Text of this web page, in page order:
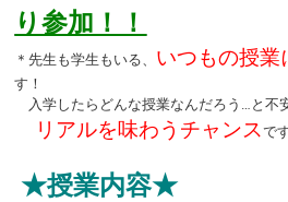
り参加！！
＊先生も学生もいる、 いつもの授業
す！
入学したらどんな授業なんだろう…と不
リアルを味わうチャンスで
★授業内容★